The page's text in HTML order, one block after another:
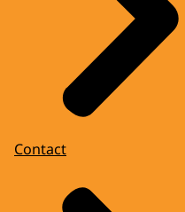
Contact